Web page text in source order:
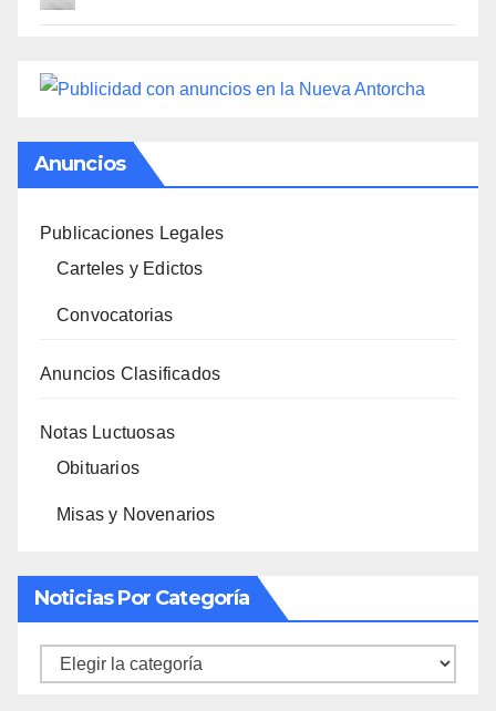
Anuncios
Publicaciones Legales
Carteles y Edictos
Convocatorias
Anuncios Clasificados
Notas Luctuosas
Obituarios
Misas y Novenarios
Noticias Por Categoría
Noticias